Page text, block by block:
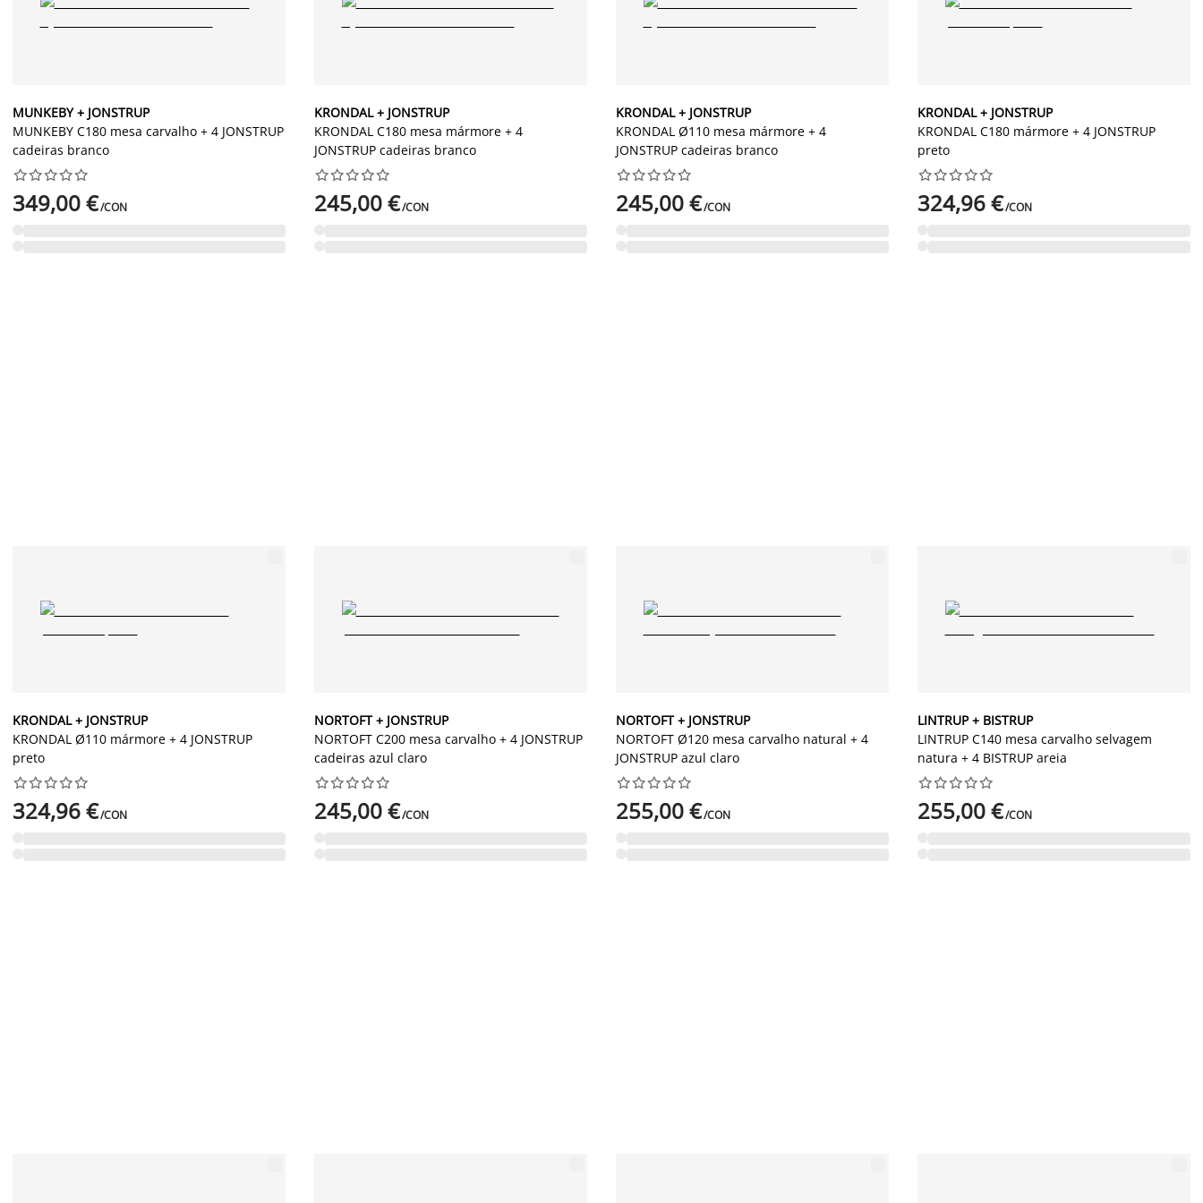
MUNKEBY + JONSTRUP
MUNKEBY C180 mesa carvalho + 4 JONSTRUP
cadeiras branco






349,00 €/CON
KRONDAL + JONSTRUP
KRONDAL C180 mesa mármore + 4
JONSTRUP cadeiras branco






245,00 €/CON
KRONDAL + JONSTRUP
KRONDAL Ø110 mesa mármore + 4
JONSTRUP cadeiras branco






245,00 €/CON
KRONDAL + JONSTRUP
KRONDAL C180 mármore + 4 JONSTRUP
preto






324,96 €/CON
KRONDAL + JONSTRUP
KRONDAL Ø110 mármore + 4 JONSTRUP
preto






324,96 €/CON
NORTOFT + JONSTRUP
NORTOFT C200 mesa carvalho + 4 JONSTRUP
cadeiras azul claro






245,00 €/CON
NORTOFT + JONSTRUP
NORTOFT Ø120 mesa carvalho natural + 4
JONSTRUP azul claro






255,00 €/CON
LINTRUP + BISTRUP
LINTRUP C140 mesa carvalho selvagem
natura + 4 BISTRUP areia






255,00 €/CON